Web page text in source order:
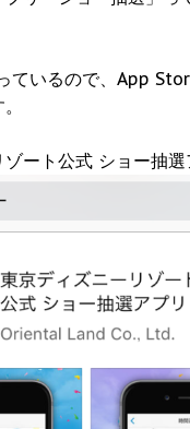
ているので、App
ート公式 ショー抽選